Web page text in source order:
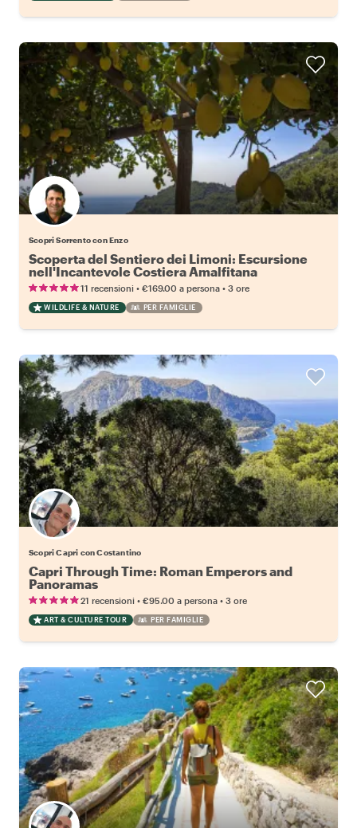
Scopri Sorrento con Enzo
Scoperta del Sentiero dei Limoni: Escursione
nell'Incantevole Costiera Amalfitana
11 recensioni • €169.00 a persona • 3 ore
WILDLIFE & NATURE PER FAMIGLIE
Scopri Capri con Costantino
Capri Through Time: Roman Emperors and
Panoramas
21 recensioni • €95.00 a persona • 3 ore
ART & CULTURE TOUR PER FAMIGLIE